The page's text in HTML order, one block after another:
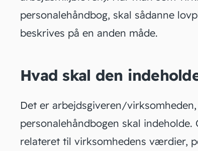
personalehåndbog, skal sådanne
beskrives på en anden måde.
Hvad skal den
Det er arbejdsgiveren/
personalehåndbogen skal
relateret til virksomhedens værdier,